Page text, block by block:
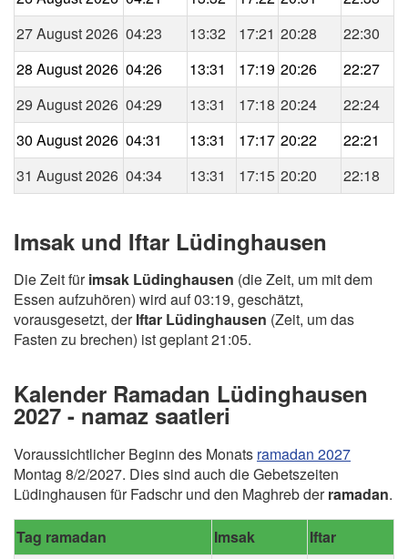
27 August 2026 04:23 13:32 17:21 20:28
22:30
28 August 2026 04:26 13:31 17:19 20:26
22:27
29 August 2026 04:29 13:31 17:18 20:24
22:24
30 August 2026 04:31 13:31 17:17 20:22
22:21
31 August 2026 04:34 13:31 17:15 20:20 22:18
Imsak und Iftar Lüdinghausen
Die Zeit fürimsak Lüdinghausen (die Zeit, um mit dem
Essen aufzuhören) wird auf 03:19, geschätzt,
vorausgesetzt, derIftar Lüdinghausen (Zeit, um das
Fasten zu brechen) ist geplant 21:05.
Kalender Ramadan Lüdinghausen
2027 - namaz saatleri
Voraussichtlicher Beginn des Monats ramadan 2027
Montag 8/2/2027. Dies sind auch die Gebetszeiten
Lüdinghausen für Fadschr und den Maghreb derramadan.
Tag ramadan Imsak
Iftar